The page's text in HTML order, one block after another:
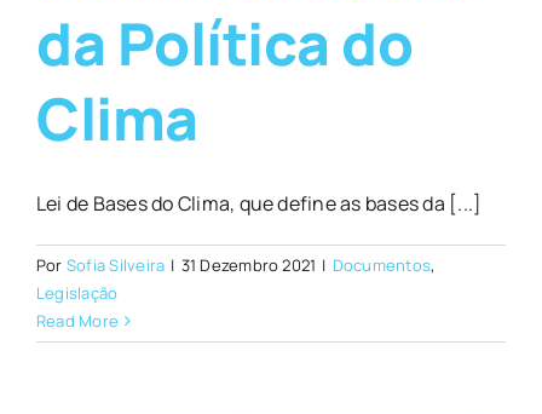
da Política do
Clima
Lei de Bases do Clima, que define as bases da [...]
Por Sofia Silveira | 31 Dezembro 2021 | Documentos,
Legislação
Read More